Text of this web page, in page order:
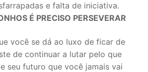
e falta de iniciativa.
É PRECISO PERSEVERAR
você se dá ao luxo de ficar de
de continuar a lutar pelo que
seu futuro que você jamais vai